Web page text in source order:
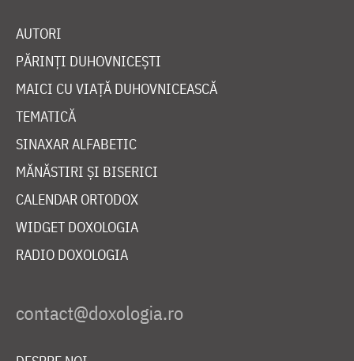
AUTORI
PĂRINȚI DUHOVNICEȘTI
MAICI CU VIAȚĂ DUHOVNICEASCĂ
TEMATICĂ
SINAXAR ALFABETIC
MĂNĂSTIRI ȘI BISERICI
CALENDAR ORTODOX
WIDGET DOXOLOGIA
RADIO DOXOLOGIA